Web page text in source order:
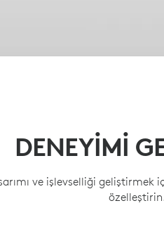
DENEYİMİ
ve işlevselliği geliştirmek